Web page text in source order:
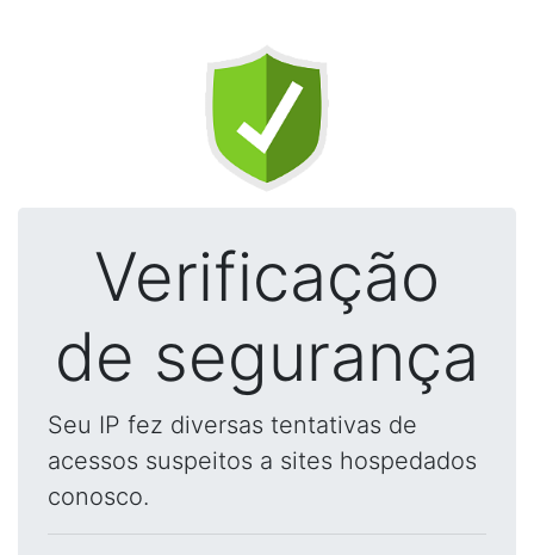
Verificação
de segurança
Seu IP fez diversas tentativas de
acessos suspeitos a sites hospedados
conosco.